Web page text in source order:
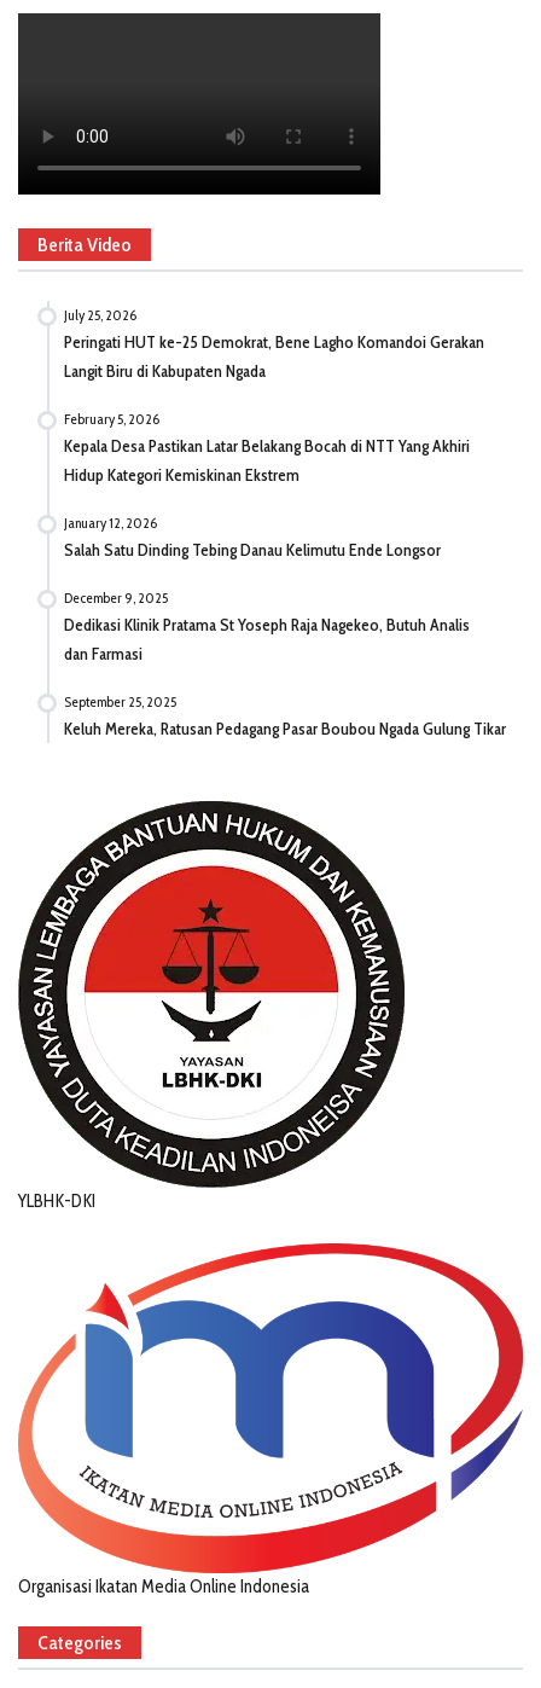
Berita Video
July 25, 2026
Peringati HUT ke-25 Demokrat, Bene Lagho Komandoi Gerakan
Langit Biru di Kabupaten Ngada
February 5, 2026
Kepala Desa Pastikan Latar Belakang Bocah di NTT Yang Akhiri
Hidup Kategori Kemiskinan Ekstrem
January 12, 2026
Salah Satu Dinding Tebing Danau Kelimutu Ende Longsor
December 9, 2025
Dedikasi Klinik Pratama St Yoseph Raja Nagekeo, Butuh Analis
dan Farmasi
September 25, 2025
Keluh Mereka, Ratusan Pedagang Pasar Boubou Ngada Gulung Tikar
YLBHK-DKI
Organisasi Ikatan Media Online Indonesia
Categories